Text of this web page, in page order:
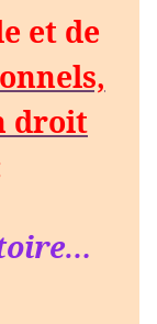
et de
droit